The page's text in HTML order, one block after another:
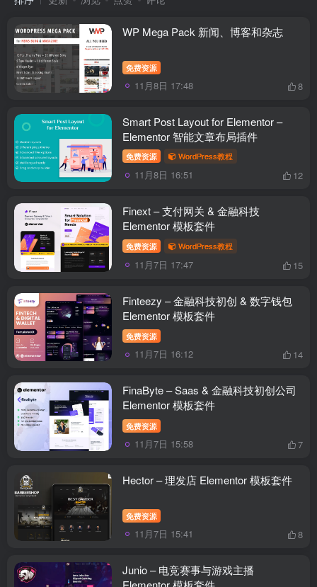
WP Mega Pack 新闻、博客和杂志
免费资源
11月8日 17:48 8
Smart Post Layout for Elementor –
Elementor 智能文章布局插件
免费资源 WordPress教程
11月8日 16:51 12
Finext – 支付网关 & 金融科技
Elementor 模板套件
免费资源 WordPress教程
11月7日 17:47 15
Finteezy – 金融科技初创 & 数字钱包
Elementor 模板套件
免费资源
11月7日 16:12 14
FinaByte – Saas & 金融科技初创公司
Elementor 模板套件
免费资源
11月7日 15:58 7
Hector – 理发店 Elementor 模板套件
免费资源
11月7日 15:41 8
Junio – 电竞赛事与游戏主播